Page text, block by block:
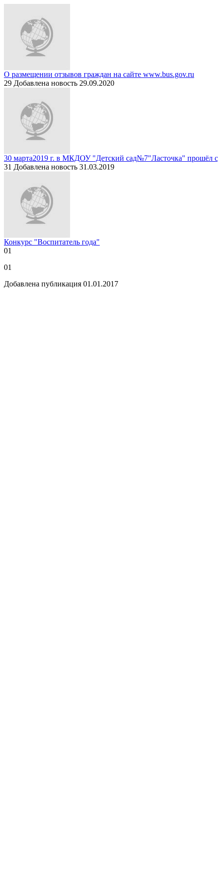
О размещении отзывов граждан на сайте www.bus.gov.ru
29 Добавлена новость 29.09.2020
30 марта2019 г. в МКДОУ "Детский сад№7"Ласточка" прошёл
31 Добавлена новость 31.03.2019
Конкурс "Воспитатель года"
01
01
Добавлена публикация 01.01.2017